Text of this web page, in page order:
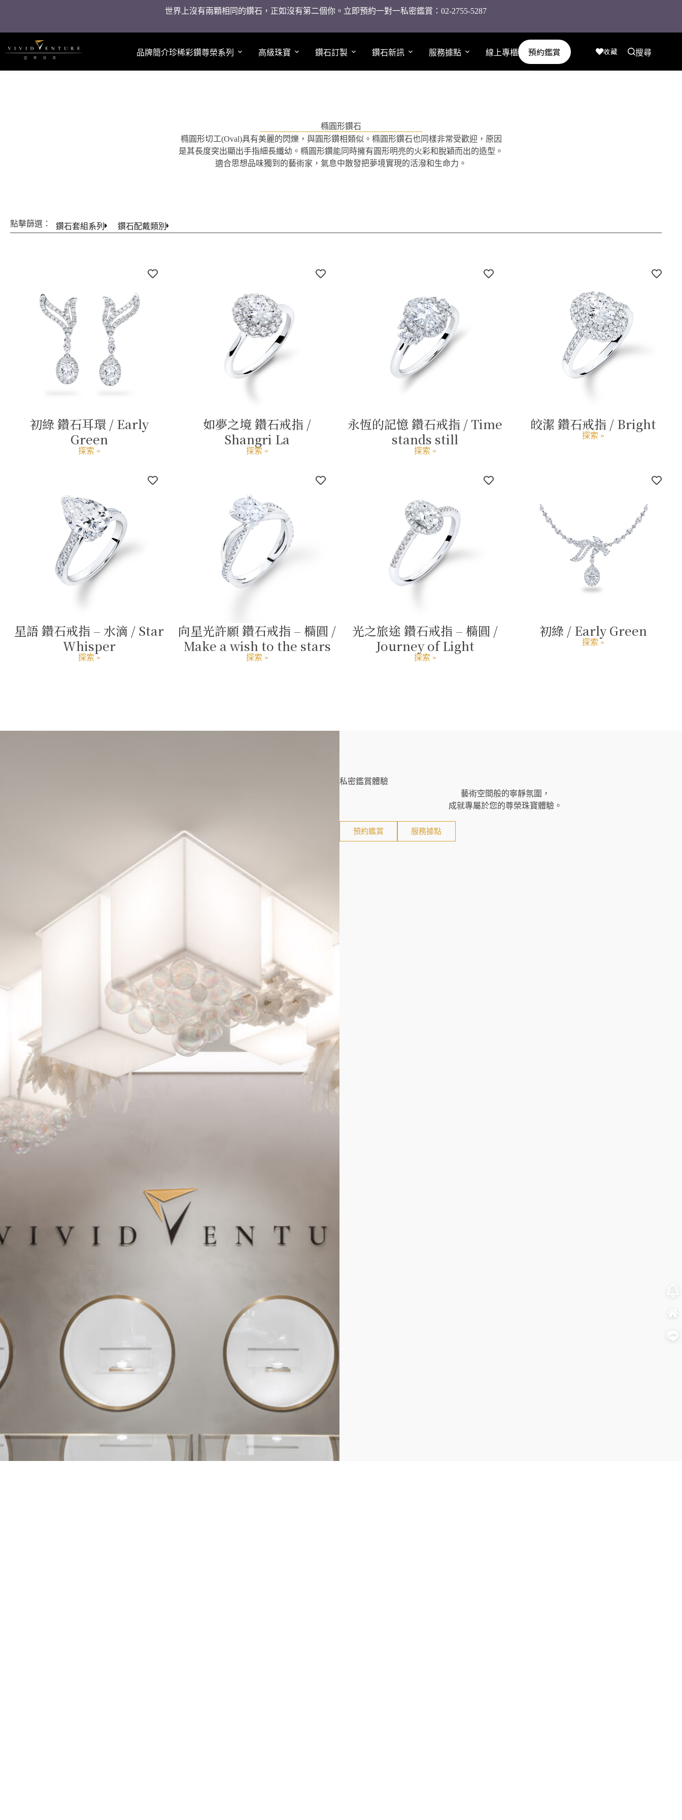
世界上沒有兩顆相同的鑽石，正如沒有第二個你。立即預約一對一私密鑑賞：02-2755-5287
品牌簡介珍稀彩鑽尊榮系列 高級珠寶 鑽石訂製 鑽石新訊 服務據點 線上專櫃 預約鑑賞 收藏 搜尋
橢圓形鑽石
橢圓形切工(Oval)具有美麗的閃爍，與圓形鑽相類似。橢圓形鑽石也同樣非常受歡迎，原因
是其長度突出顯出手指細長纖幼。橢圓形鑽能同時擁有圓形明亮的火彩和脫穎而出的造型。
適合思想品味獨到的藝術家，氣息中散發把夢境實現的活潑和生命力。
點擊篩選： 鑽石套組系列 鑽石配戴類別
初綠 鑽石耳環 / Early
Green
探索 »
如夢之境 鑽石戒指 /
Shangri La
探索 »
永恆的記憶 鑽石戒指 / Time
stands still
探索 »
皎潔 鑽石戒指 / Bright
探索 »
星語 鑽石戒指 – 水滴 / Star
Whisper
探索 »
向星光許願 鑽石戒指 – 橢圓 /
Make a wish to the stars
探索 »
光之旅途 鑽石戒指 – 橢圓 /
Journey of Light
探索 »
初綠 / Early Green
探索 »
私密鑑賞體驗
藝術空間般的寧靜氛圍，
成就專屬於您的尊榮珠寶體驗。
預約鑑賞 服務據點